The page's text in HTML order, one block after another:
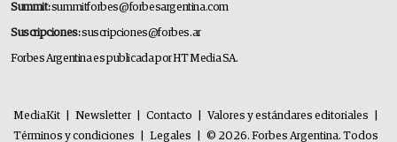
Summit:summitforbes@forbesargentina.com
Suscripciones:suscripciones@forbes.ar
Forbes Argentina es publicada por HT Media SA.
MediaKit Newsletter Contacto Valores y estándares editoriales
Términos y condiciones
Legales © 2026. Forbes Argentina. Todos